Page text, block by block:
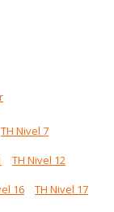
TH Nivel 7
TH Nivel 12
16
TH Nivel 17